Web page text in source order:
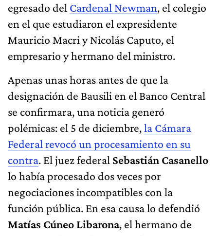
egresado del Cardenal Newman, el colegio
en el que estudiaron el expresidente
Mauricio Macri y Nicolás Caputo, el
empresario y hermano del ministro.
Apenas unas horas antes de que la
designación de Bausili en el Banco Central
se confirmara, una noticia generó
polémicas: el 5 de diciembre,la Cámara
Federal revocó un procesamiento en su
contra. El juez federal Sebastián Casanello
lo había procesado dos veces por
negociaciones incompatibles con la
función pública. En esa causa lo defendió
Matías Cúneo Libarona, el hermano de